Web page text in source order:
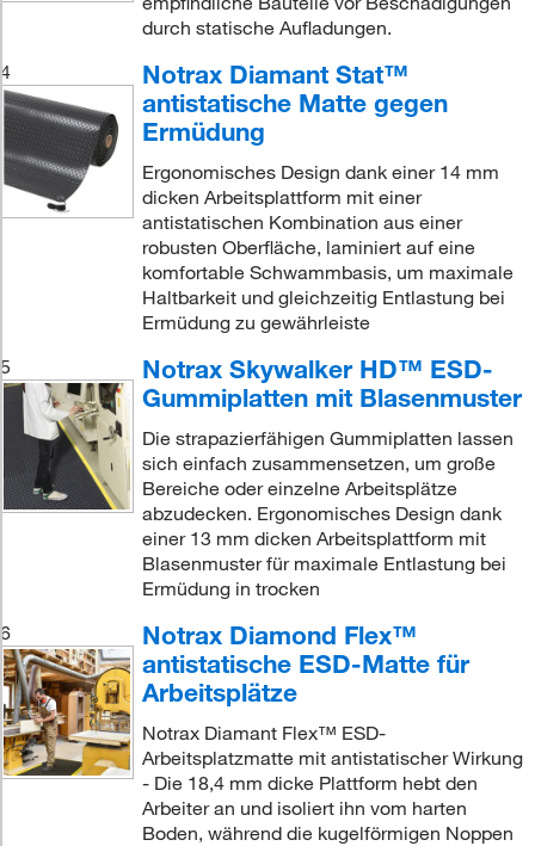
durch statische Aufladungen.
4
Notrax Diamant Stat™
antistatische Matte gegen
Ermüdung
Ergonomisches Design dank einer 14 mm
dicken Arbeitsplattform mit einer
antistatischen Kombination aus einer
robusten Oberfläche, laminiert auf eine
komfortable Schwammbasis, um maximale
Haltbarkeit und gleichzeitig Entlastung bei
Ermüdung zu gewährleiste
5
Notrax Skywalker HD™ ESD-
Gummiplatten mit Blasenmuster
Die strapazierfähigen Gummiplatten lassen
sich einfach zusammensetzen, um große
Bereiche oder einzelne Arbeitsplätze
abzudecken. Ergonomisches Design dank
einer 13 mm dicken Arbeitsplattform mit
Blasenmuster für maximale Entlastung bei
Ermüdung in trocken
6
Notrax Diamond Flex™
antistatische ESD-Matte für
Arbeitsplätze
Notrax Diamant Flex™ ESD-
Arbeitsplatzmatte mit antistatischer Wirkung
- Die 18,4 mm dicke Plattform hebt den
Arbeiter an und isoliert ihn vom harten
Boden, während die kugelförmigen Noppen